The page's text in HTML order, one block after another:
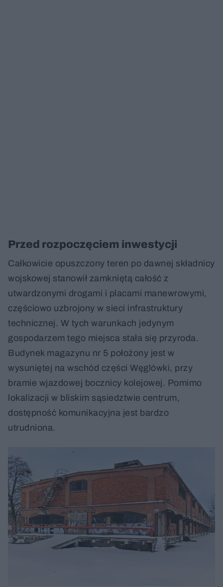
Przed rozpoczęciem inwestycji
Całkowicie opuszczony teren po dawnej składnicy
wojskowej stanowił zamkniętą całość z
utwardzonymi drogami i placami manewrowymi,
częściowo uzbrojony w sieci infrastruktury
technicznej. W tych warunkach jedynym
gospodarzem tego miejsca stała się przyroda.
Budynek magazynu nr 5 położony jest w
wysuniętej na wschód części Węglówki, przy
bramie wjazdowej bocznicy kolejowej. Pomimo
lokalizacji w bliskim sąsiedztwie centrum,
dostępność komunikacyjna jest bardzo
utrudniona.